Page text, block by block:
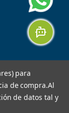
para
de compra.Al
de datos tal y